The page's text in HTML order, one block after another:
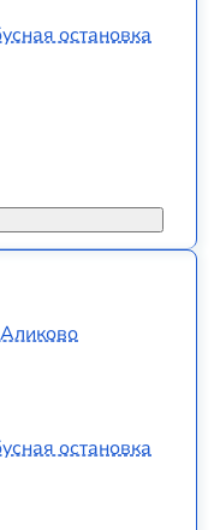
остановка
остановка